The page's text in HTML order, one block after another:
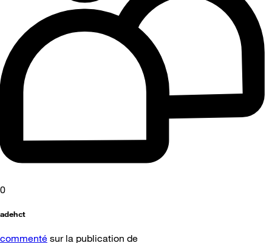
0
adehct
commenté sur la publication de